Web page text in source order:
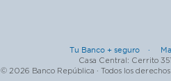
Tu Banco + seguro ·
Casa Central: Cerrito
© 2026 Banco República · Todos los